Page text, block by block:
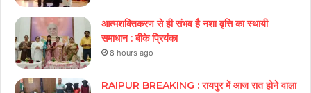
आत्मशक्तिकरण से ही संभव है नशा वृत्ति का स्थायी
समाधान : बीके प्रियंका
8 hours ago
RAIPUR BREAKING : रायपुर में आज रात होने वाला